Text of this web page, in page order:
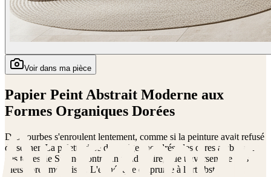
Voir dans ma pièce
Papier Peint Abstrait Moderne aux
Formes Organiques Dorées
Des courbes s'enroulent lentement, comme si la peinture avait refusé
de sécher. La palette tisse des beiges poudrés, des ocres ambrés et
des terres de Sienne contre un fond ivoire, que traversent de fins
filets dorés métallisés. L'esthétique emprunte à l'art abstrait